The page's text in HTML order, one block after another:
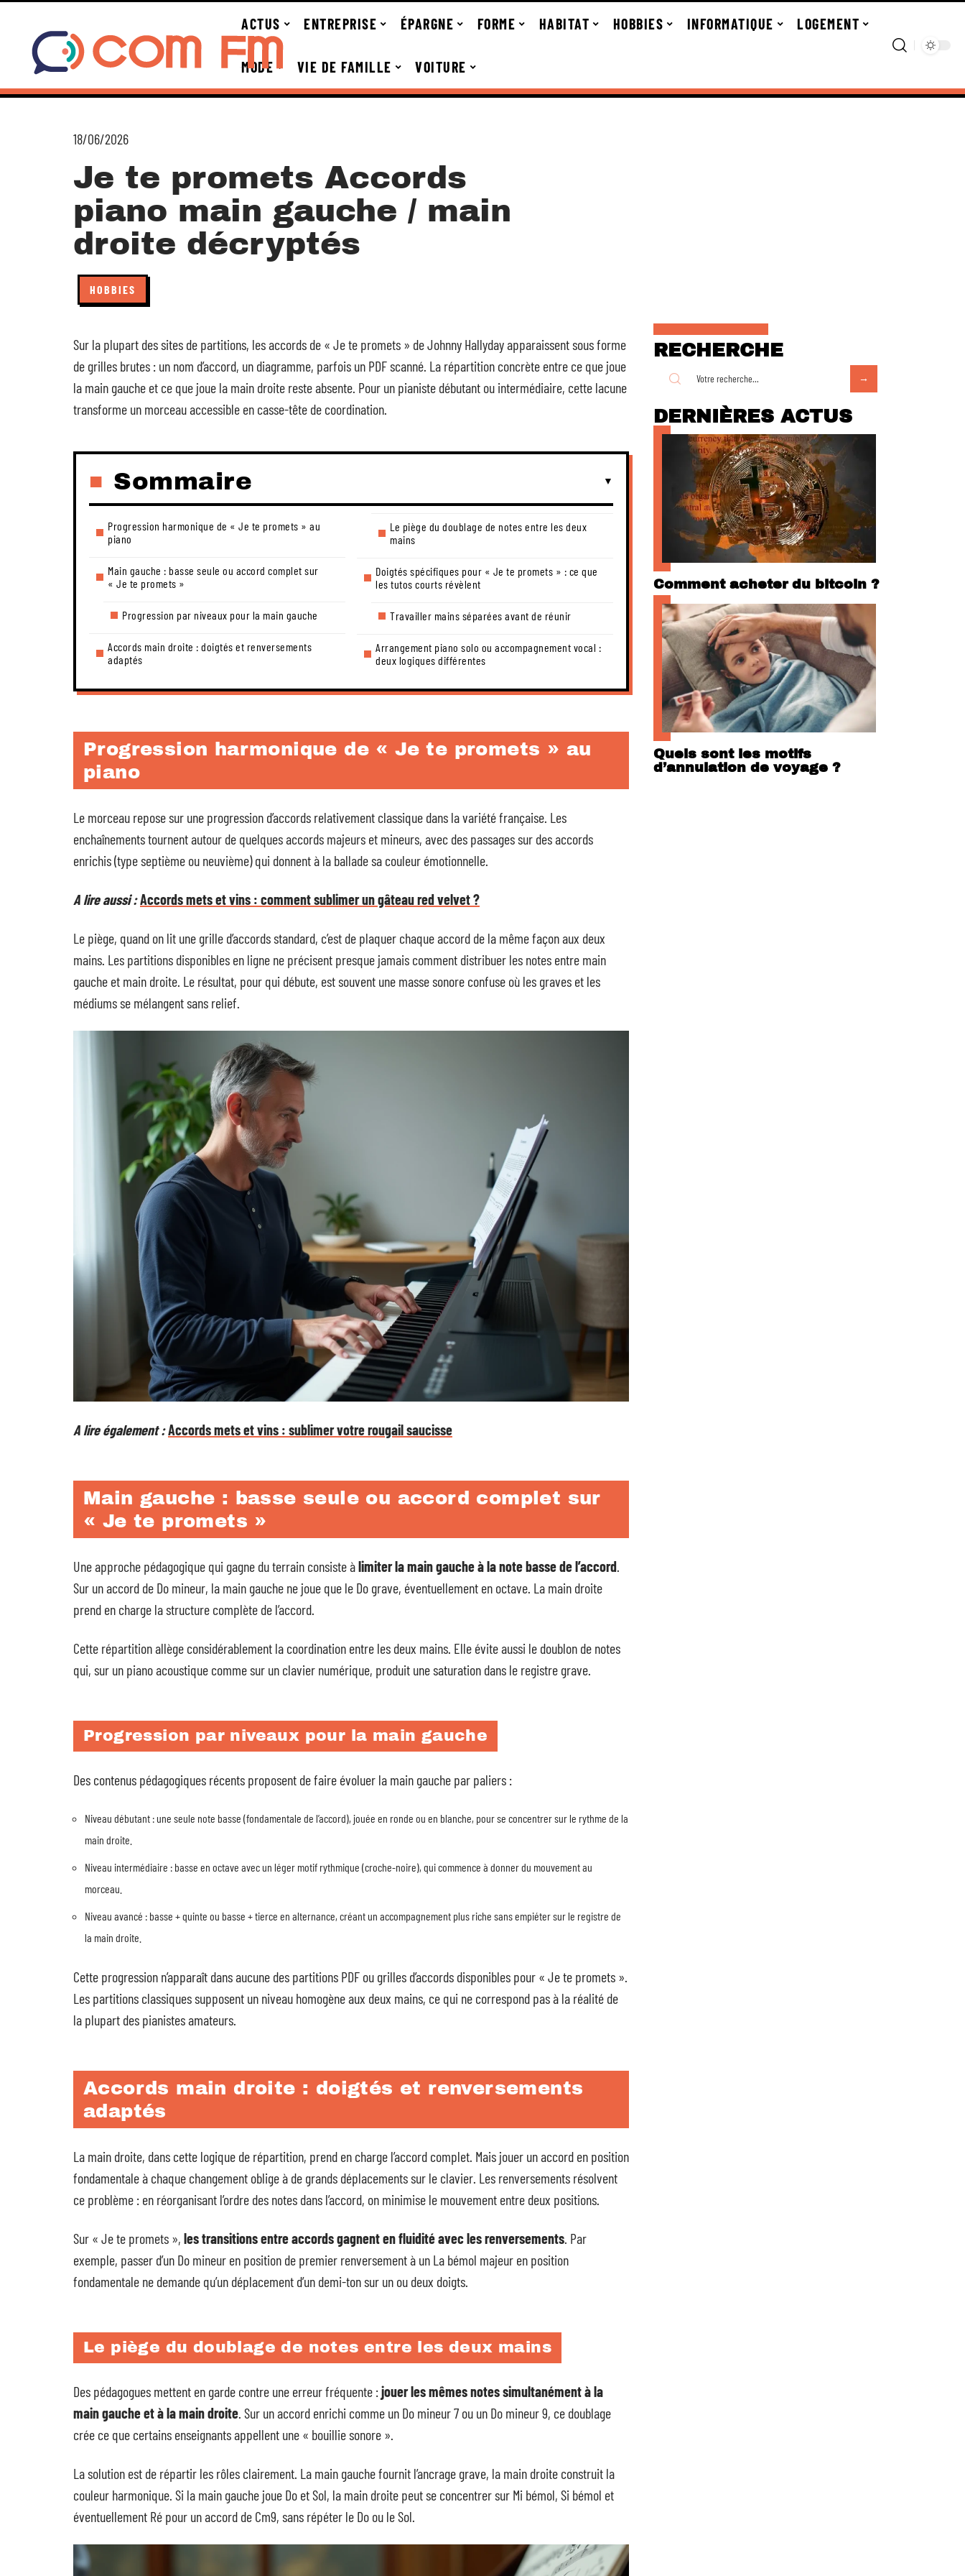
ACTUS ENTREPRISE ÉPARGNE FORME HABITAT HOBBIES INFORMATIQUE LOGEMENT
MODE VIE DE FAMILLE VOITURE
18/06/2026
Je te promets Accords
piano main gauche / main
droite décryptés
HOBBIES
Sur la plupart des sites de partitions, les accords de « Je te promets » de Johnny Hallyday apparaissent sous forme
de grilles brutes : un nom d’accord, un diagramme, parfois un PDF scanné. La répartition concrète entre ce que joue
la main gauche et ce que joue la main droite reste absente. Pour un pianiste débutant ou intermédiaire, cette lacune
transforme un morceau accessible en casse-tête de coordination.
Sommaire
Progression harmonique de « Je te promets » au
piano
Main gauche : basse seule ou accord complet sur
« Je te promets »
Progression par niveaux pour la main gauche
Accords main droite : doigtés et renversements
adaptés
Le piège du doublage de notes entre les deux
mains
Doigtés spécifiques pour « Je te promets » : ce que
les tutos courts révèlent
Travailler mains séparées avant de réunir
Arrangement piano solo ou accompagnement vocal :
deux logiques différentes
Progression harmonique de « Je te promets » au
piano
Le morceau repose sur une progression d’accords relativement classique dans la variété française. Les
enchaînements tournent autour de quelques accords majeurs et mineurs, avec des passages sur des accords
enrichis (type septième ou neuvième) qui donnent à la ballade sa couleur émotionnelle.
A lire aussi :Accords mets et vins : comment sublimer un gâteau red velvet ?
Le piège, quand on lit une grille d’accords standard, c’est de plaquer chaque accord de la même façon aux deux
mains. Les partitions disponibles en ligne ne précisent presque jamais comment distribuer les notes entre main
gauche et main droite. Le résultat, pour qui débute, est souvent une masse sonore confuse où les graves et les
médiums se mélangent sans relief.
A lire également :Accords mets et vins : sublimer votre rougail saucisse
Main gauche : basse seule ou accord complet sur
« Je te promets »
Une approche pédagogique qui gagne du terrain consiste àlimiter la main gauche à la note basse de l’accord.
Sur un accord de Do mineur, la main gauche ne joue que le Do grave, éventuellement en octave. La main droite
prend en charge la structure complète de l’accord.
Cette répartition allège considérablement la coordination entre les deux mains. Elle évite aussi le doublon de notes
qui, sur un piano acoustique comme sur un clavier numérique, produit une saturation dans le registre grave.
Progression par niveaux pour la main gauche
Des contenus pédagogiques récents proposent de faire évoluer la main gauche par paliers :
Niveau débutant : une seule note basse (fondamentale de l’accord), jouée en ronde ou en blanche, pour se concentrer sur le rythme de la
main droite.
Niveau intermédiaire : basse en octave avec un léger motif rythmique (croche-noire), qui commence à donner du mouvement au
morceau.
Niveau avancé : basse + quinte ou basse + tierce en alternance, créant un accompagnement plus riche sans empiéter sur le registre de
la main droite.
Cette progression n’apparaît dans aucune des partitions PDF ou grilles d’accords disponibles pour « Je te promets ».
Les partitions classiques supposent un niveau homogène aux deux mains, ce qui ne correspond pas à la réalité de
la plupart des pianistes amateurs.
Accords main droite : doigtés et renversements
adaptés
La main droite, dans cette logique de répartition, prend en charge l’accord complet. Mais jouer un accord en position
fondamentale à chaque changement oblige à de grands déplacements sur le clavier. Les renversements résolvent
ce problème : en réorganisant l’ordre des notes dans l’accord, on minimise le mouvement entre deux positions.
Sur « Je te promets », les transitions entre accords gagnent en fluidité avec les renversements. Par
exemple, passer d’un Do mineur en position de premier renversement à un La bémol majeur en position
fondamentale ne demande qu’un déplacement d’un demi-ton sur un ou deux doigts.
Le piège du doublage de notes entre les deux mains
Des pédagogues mettent en garde contre une erreur fréquente :jouer les mêmes notes simultanément à la
main gauche et à la main droite. Sur un accord enrichi comme un Do mineur 7 ou un Do mineur 9, ce doublage
crée ce que certains enseignants appellent une « bouillie sonore ».
La solution est de répartir les rôles clairement. La main gauche fournit l’ancrage grave, la main droite construit la
couleur harmonique. Si la main gauche joue Do et Sol, la main droite peut se concentrer sur Mi bémol, Si bémol et
éventuellement Ré pour un accord de Cm9, sans répéter le Do ou le Sol.
RECHERCHE
DERNIÈRES ACTUS
Comment acheter du bitcoin ?
Quels sont les motifs
d’annulation de voyage ?